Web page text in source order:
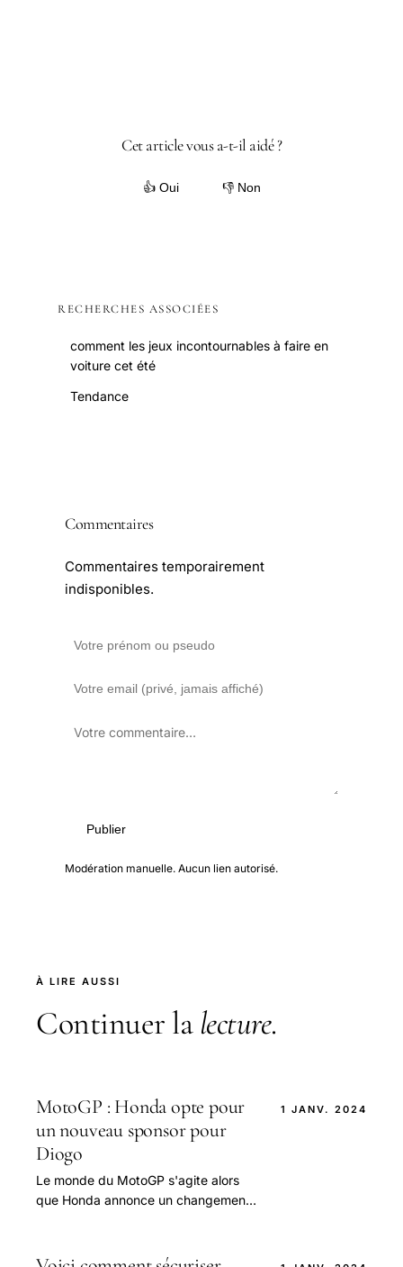
Cet article vous a-t-il aidé ?
👍 Oui 👎 Non
RECHERCHES ASSOCIÉES
comment les jeux incontournables à faire en
voiture cet été
Tendance
Commentaires
Commentaires temporairement
indisponibles.
Publier
Modération manuelle. Aucun lien autorisé.
À LIRE AUSSI
Continuer la lecture.
MotoGP : Honda opte pour
un nouveau sponsor pour
Diogo
Le monde du MotoGP s'agite alors
que Honda annonce un changement
1 JANV. 2024